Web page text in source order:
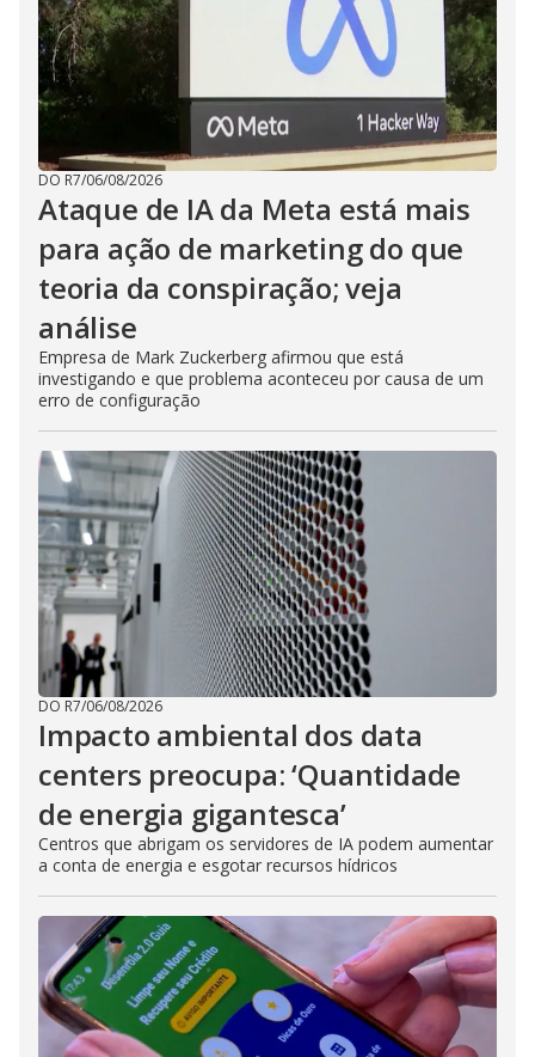
DO R7/06/08/2026
Ataque de IA da Meta está mais
para ação de marketing do que
teoria da conspiração; veja
análise
Empresa de Mark Zuckerberg afirmou que está
investigando e que problema aconteceu por causa de um
erro de configuração
DO R7/06/08/2026
Impacto ambiental dos data
centers preocupa: ‘Quantidade
de energia gigantesca’
Centros que abrigam os servidores de IA podem aumentar
a conta de energia e esgotar recursos hídricos